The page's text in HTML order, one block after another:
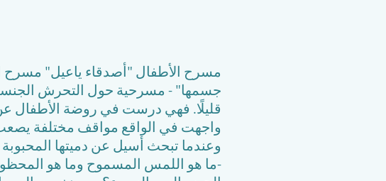
مسرح الأطفال "أصدقاء ياعيل" مسرح
جسمها" - مسرحية حول التحرش
قليلًا. فهي درست في روضة الأطفال
واجهت في الواقع مواقف مختلفة يصعب
وعندما تبحث أسيل عن دميتها
-ما هو اللمس المسموح وما هو